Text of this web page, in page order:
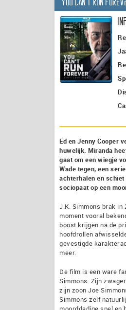
Ed en Jenny Cooper
huwelijk. Miranda
gaat om een wiegje
Wade tegen, een
achterhalen en
sociopaat op een
J.K. Simmons brak in
moment vooral
boost krijgen na de
hoofdrollen
gevestigde
meer.
De film is een ware
Simmons. Zijn
zijn zoon Joe
Simmons zelf